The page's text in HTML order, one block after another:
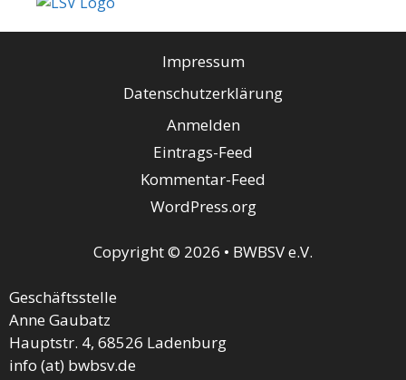
Impressum
Datenschutzerklärung
Anmelden
Eintrags-Feed
Kommentar-Feed
WordPress.org
Copyright © 2026 • BWBSV e.V.
Geschäftsstelle
Anne Gaubatz
Hauptstr. 4, 68526 Ladenburg
info (at) bwbsv.de